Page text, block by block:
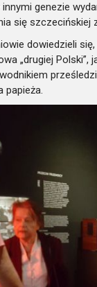
genezie
się szczecińskiej
dowiedzieli
„drugiej
papieża.